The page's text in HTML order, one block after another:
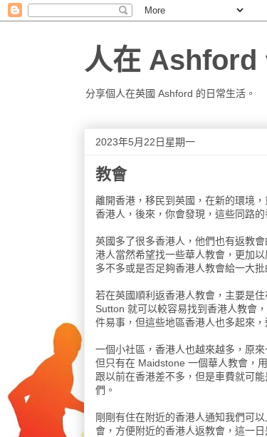
人在 Ashford
分享個人在英國 Ashford 的日常生活。
2023年5月22日星期一
教會
離開香港，移民到英國，在新的環境
香港人，後來，你會發現，這些同路
英國多了很多香港人，他們也有返教
港人當然希望找一些華人教會，更加
多不多或是否足夠香港人教會給一大
若在英國順利返香港人教會，主要是
Sutton 就可以較容易找到香港人教會
件易事，但這些地區香港人也多起來
一個小社區，香港人也越來越多，原
但只有在 Maidstone 一個華人教會，
跟以前在香港差不多，但是車費就可
們。
剛剛有住在附近的香港人通知我們可
會，方便附近的香港人返教會，這一